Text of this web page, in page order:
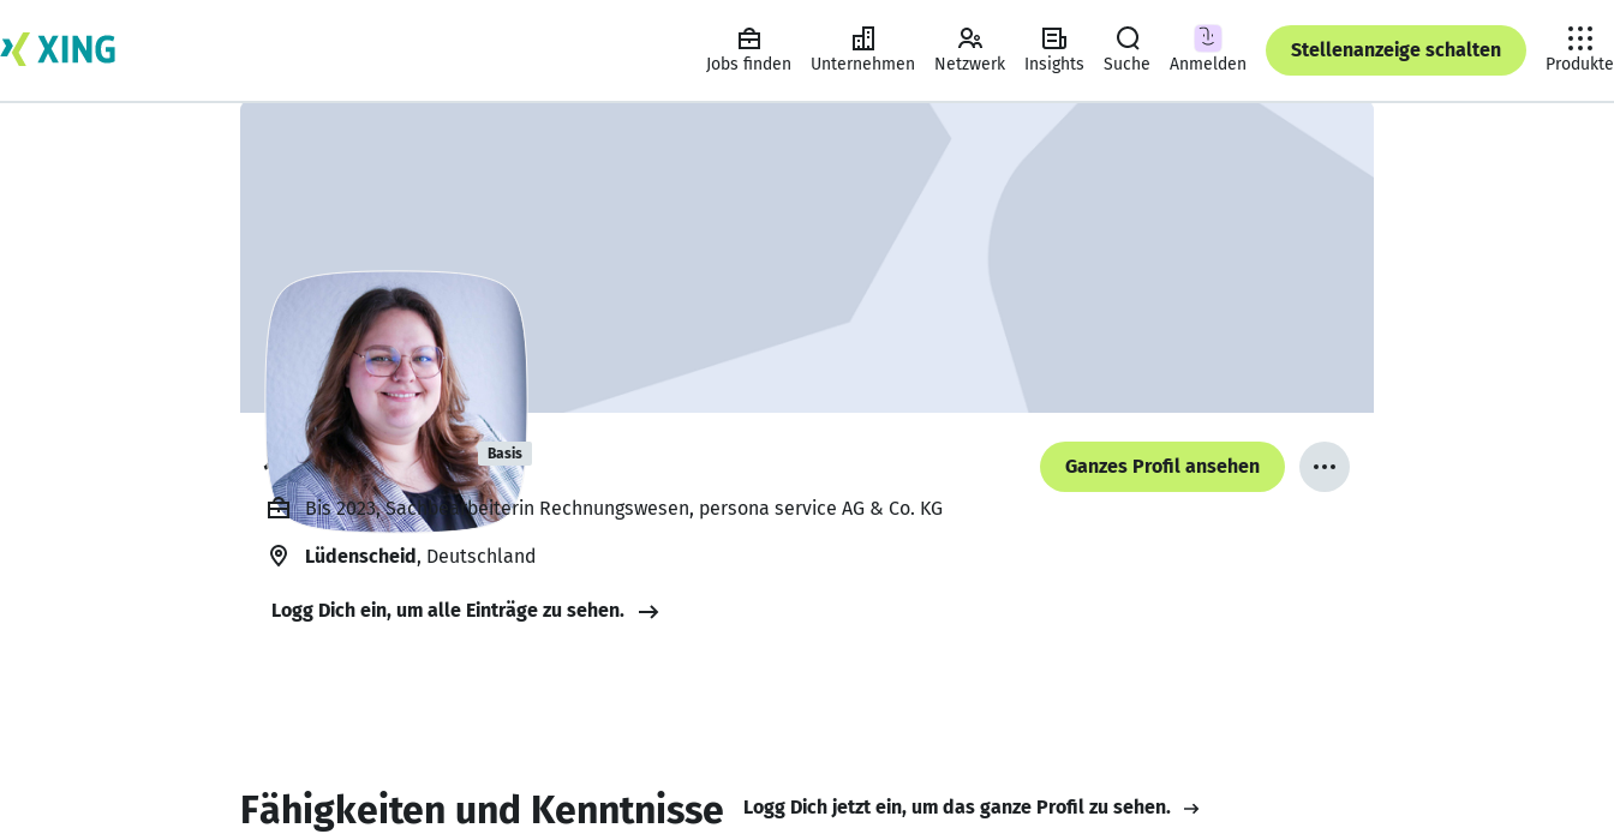
Jobs finden Unternehmen Netzwerk Insights Suche Anmelden
Stellenanzeige schalten
Produkte
Julia Bolinger Basis
Ganzes Profil ansehen
Bis 2023, Sachbearbeiterin Rechnungswesen, persona service AG & Co. KG
Lüdenscheid, Deutschland
Logg Dich ein, um alle Einträge zu sehen.
Fähigkeiten und Kenntnisse Logg Dich jetzt ein, um das ganze Profil zu sehen.